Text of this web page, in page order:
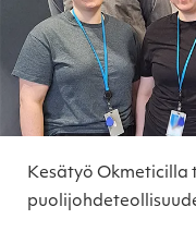
Kesätyö